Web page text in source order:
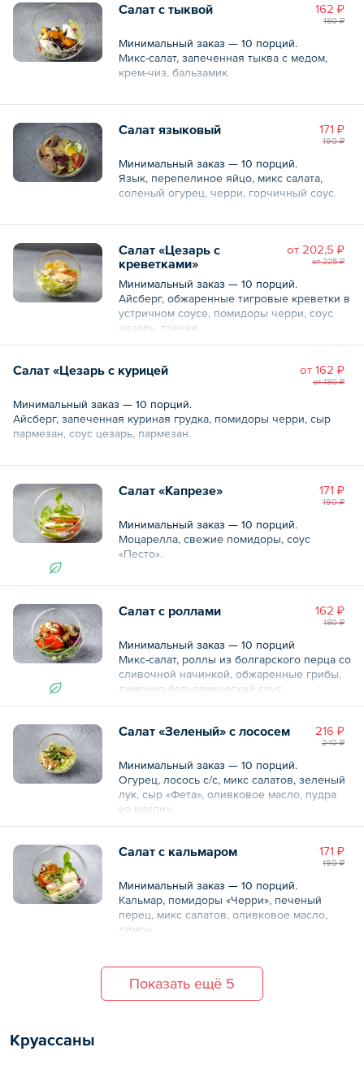
162 ₽
180 ₽
Салат с тыквой
Минимальный заказ — 10 порций.
Микс-салат, запеченная тыква с медом,
крем-чиз, бальзамик.
171 ₽
190 ₽
Салат языковый
Минимальный заказ — 10 порций.
Язык, перепелиное яйцо, микс салата,
соленый огурец, черри, горчичный соус.
Общий вес – 130 г
oт 202,5 ₽
oт225 ₽
Салат «Цезарь с
креветками»
Минимальный заказ — 10 порций.
Айсберг, обжаренные тигровые креветки в
устричном соусе, помидоры черри, соус
цезарь, гренки.
oт 162 ₽
oт180 ₽
Салат «Цезарь с курицей
Минимальный заказ — 10 порций.
Айсберг, запеченная куриная грудка, помидоры черри, сыр
пармезан, соус цезарь, пармезан.
Общий вес – 80 г
171 ₽
190 ₽
Салат «Капрезе»
Минимальный заказ — 10 порций.
Моцарелла, свежие помидоры, соус
«Песто».
Общий вес – 130 г
162 ₽
180 ₽
Салат с роллами
Минимальный заказ — 10 порций
Микс-салат, роллы из болгарского перца со
сливочной начинкой, обжаренные грибы,
лимонно-бальзамический соус.
216 ₽
240 ₽
Салат «Зеленый» с лососем
Минимальный заказ — 10 порций.
Огурец, лосось с/с, микс салатов, зеленый
лук, сыр «Фета», оливковое масло, пудра
из маслин.
171 ₽
190 ₽
Салат с кальмаром
Минимальный заказ — 10 порций.
Кальмар, помидоры «Черри», печеный
перец, микс салатов, оливковое масло,
лимон.
Показать ещё 5
Круассаны